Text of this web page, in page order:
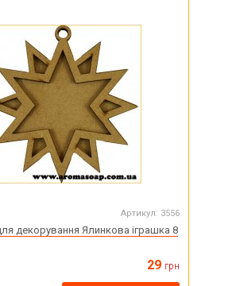
Артикул: 3556
декорування Ялинкова іграшка 8
29 грн